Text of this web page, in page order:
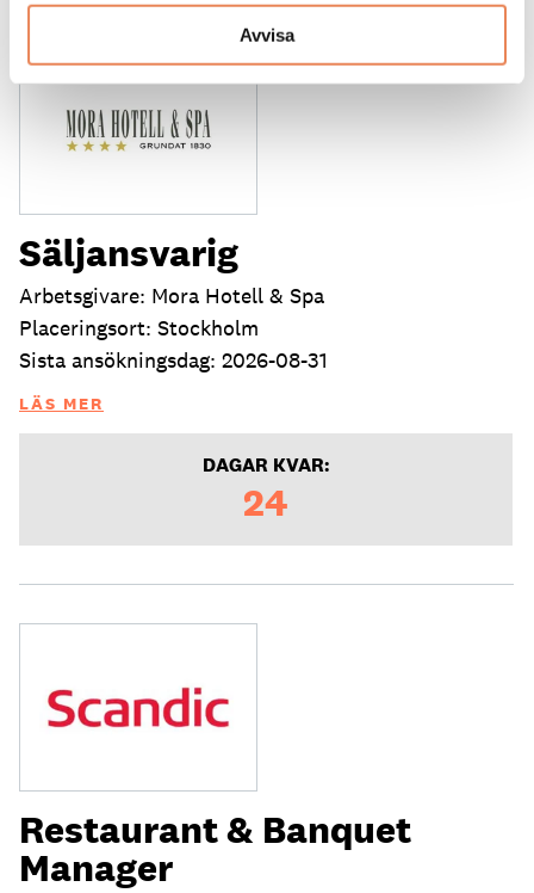
Avvisa
Säljansvarig
Arbetsgivare: Mora Hotell & Spa
Placeringsort: Stockholm
Sista ansökningsdag: 2026-08-31
LÄS MER
DAGAR KVAR:
24
Restaurant & Banquet
Manager